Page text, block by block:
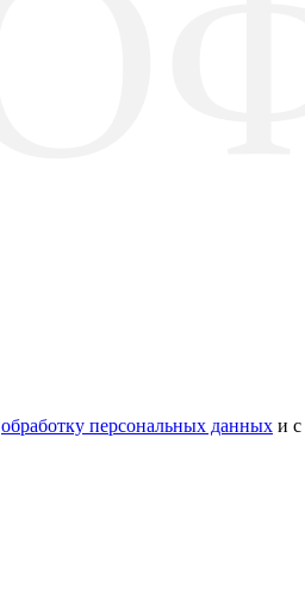
обработку персональных данных и с